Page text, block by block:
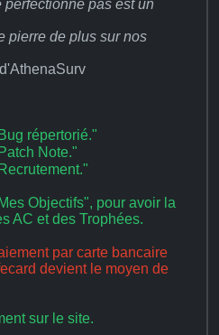
pas est un
pierre de plus sur nos
répertorié."
Note."
Objectifs", pour avoir la
AC et des Trophées.
par carte bancaire
devient le moyen de
sur le site.